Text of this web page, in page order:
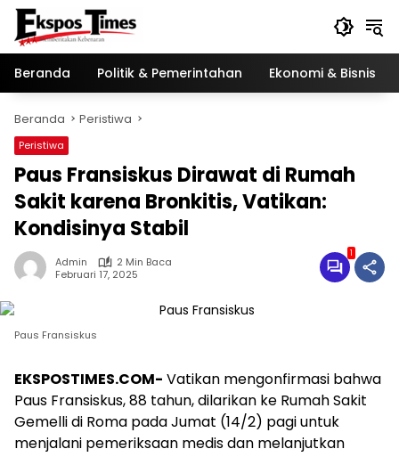
Langsung
konten
Beranda
Politik & Pemerintahan Ekonomi & Bisnis
Beranda Peristiwa
Peristiwa
Paus Fransiskus Dirawat di Rumah
Sakit karena Bronkitis, Vatikan:
Kondisinya Stabil
Admin
2 Min Baca
Februari 17, 2025
1
Paus Fransiskus
EKSPOSTIMES.COM- Vatikan mengonfirmasi bahwa
Paus Fransiskus, 88 tahun, dilarikan ke Rumah Sakit
Gemelli di Roma pada Jumat (14/2) pagi untuk
menjalani pemeriksaan medis dan melanjutkan